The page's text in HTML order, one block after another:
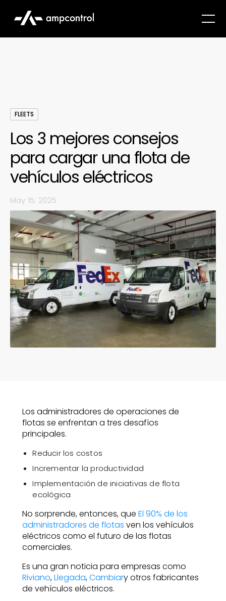
FLEETS
Los 3 mejores consejos
para cargar una flota de
vehículos eléctricos
May 15, 2025
Los administradores de operaciones de
flotas se enfrentan a tres desafíos
principales.
Reducir los costos
Incrementar la productividad
Implementación de iniciativas de flota
ecológica
No sorprende, entonces, queEl 90% de los
administradores de flotas ven los vehículos
eléctricos como el futuro de las flotas
comerciales.
Es una gran noticia para empresas como
Riviano,Llegada,Cambiary otros fabricantes
de vehículos eléctricos.